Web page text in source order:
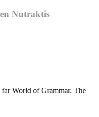
Nutraktis
World of Grammar. The